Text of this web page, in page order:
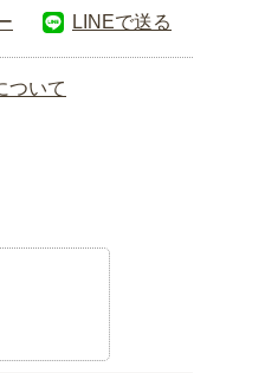
LINEで送る
ついて